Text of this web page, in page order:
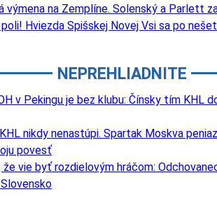
výmena na Zemplíne. Solenský a Parlett
Hviezda Spišskej Novej Vsi sa po
NEPREHLIADNITE
v Pekingu je bez klubu: Čínsky tím KHL
nikdy nenastúpi. Spartak Moskva
povesť
že vie byť rozdielovým hráčom: